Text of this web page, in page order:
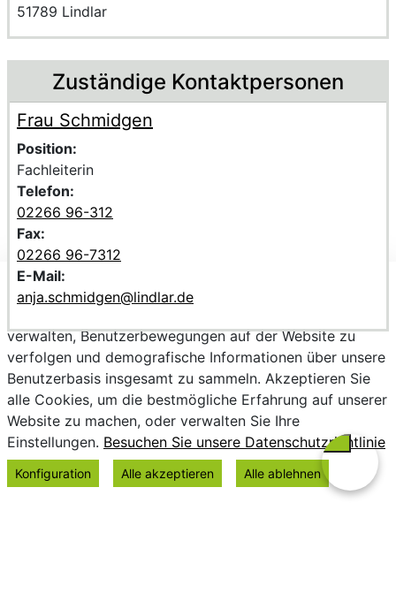
PLZ und Ort
51789 Lindlar
Zuständige Kontaktpersonen
Beschreibung der zuständigen KontaktpersonFrau
Voller Name:
Frau Schmidgen
Position:
Fachleiterin
Telefon:
02266 96-312
Fax:
02266 96-7312
E-Mail:
anja.schmidgen@lindlar.de
Wir verwenden Cookies, um personalisierte Inhalte
verwalten, Benutzerbewegungen auf der Website zu
verfolgen und demografische Informationen über unsere
Benutzerbasis insgesamt zu sammeln. Akzeptieren Sie
alle Cookies, um die bestmögliche Erfahrung auf unserer
Website zu machen, oder verwalten Sie Ihre
Einstellungen. Besuchen Sie unsere Datenschutzrichtlinie
Konfiguration Alle akzeptieren Alle ablehnen